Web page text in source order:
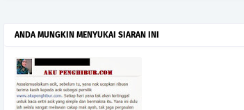
ANDA MUNGKIN MENYUKAI SIARAN INI